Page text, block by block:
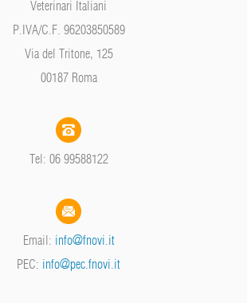
Veterinari Italiani
P.IVA/C.F. 96203850589
Via del Tritone, 125
00187 Roma
Tel: 06 99588122
Email: info@fnovi.it
PEC: info@pec.fnovi.it